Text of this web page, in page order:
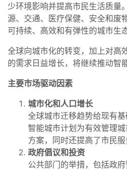
少环境影响并提高市民生活质量
源、交通、医疗保健、安全和废
可持续、高效和有弹性的城市生
全球向城市化的转变，加上对高
的需求日益增长，将继续推动智
主要市场驱动因素
城市化和人口增长
全球城市迁移趋势给现有基
智能城市计划为有效管理
方案，同时还提高了市民服
政府倡议和投资
公共部门的举措，包括政